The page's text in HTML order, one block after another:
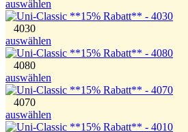
auswählen
4030
auswählen
4080
auswählen
4070
auswählen